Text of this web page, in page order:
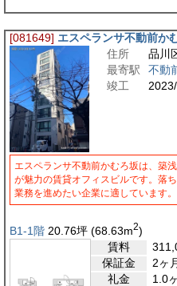
[081649] エスペランサ不動前か
住所
品川
最寄駅
不動
竣工
エスペランサ不動前かむろ坂は、築
が魅力の賃貸オフィスビルです。落
業務を進めたい企業に適しています
B1-1階 20.76坪 (68.63m2)
賃料
保証金
2ヶ
礼金
1.0